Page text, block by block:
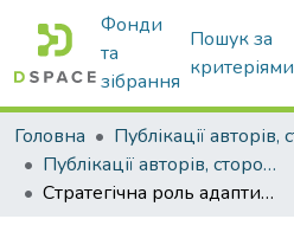
Фонди
та
зібрання
Пошук за
критеріями
Головна
Публікації авторів, сторонніх університету
Стратегічна роль адаптивного менеджменту та ініціатив добробуту працівників у підтримці організаційної продуктивності в часи BANI світу